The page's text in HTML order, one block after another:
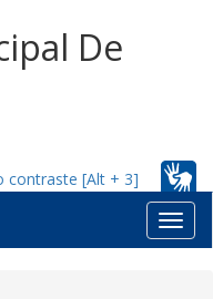
De
contraste [Alt + 3]